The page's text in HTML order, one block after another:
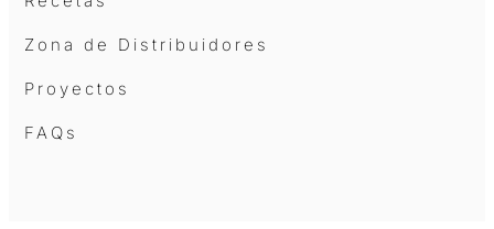
Zona de Distribuidores
Proyectos
FAQs